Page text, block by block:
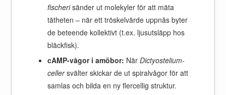
fischerisänder ut molekyler för att mäta
tätheten – när ett tröskelvärde uppnås byter
de beteende kollektivt (t.ex. ljusutsläpp hos
bläckfisk).
cAMP-vågor i amöbor: NärDictyostelium-
cellersvälter skickar de ut spiralvågor för att
samlas och bilda en ny flercellig struktur.